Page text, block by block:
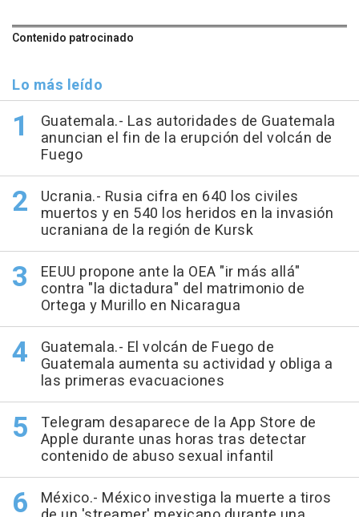
Contenido patrocinado
Lo más leído
Guatemala.- Las autoridades de Guatemala
anuncian el fin de la erupción del volcán de
Fuego
Ucrania.- Rusia cifra en 640 los civiles
muertos y en 540 los heridos en la invasión
ucraniana de la región de Kursk
EEUU propone ante la OEA "ir más allá"
contra "la dictadura" del matrimonio de
Ortega y Murillo en Nicaragua
Guatemala.- El volcán de Fuego de
Guatemala aumenta su actividad y obliga a
las primeras evacuaciones
Telegram desaparece de la App Store de
Apple durante unas horas tras detectar
contenido de abuso sexual infantil
México.- México investiga la muerte a tiros